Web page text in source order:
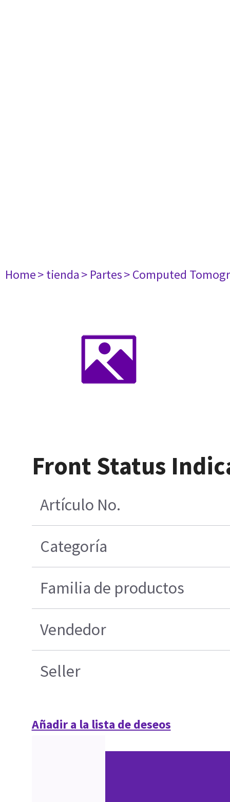
Home> tienda> Partes> Computed
Front Status
Artículo No.
Categoría
Familia de productos
Vendedor
Seller
Añadir a la lista de deseos